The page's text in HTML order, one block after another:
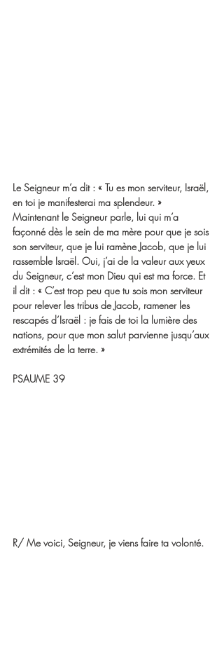
Le Seigneur m’a dit : « Tu es mon serviteur, Israël,
en toi je manifesterai ma splendeur. »
Maintenant le Seigneur parle, lui qui m’a
façonné dès le sein de ma mère pour que je sois
son serviteur, que je lui ramène Jacob, que je lui
rassemble Israël. Oui, j’ai de la valeur aux yeux
du Seigneur, c’est mon Dieu qui est ma force. Et
il dit : « C’est trop peu que tu sois mon serviteur
pour relever les tribus de Jacob, ramener les
rescapés d’Israël : je fais de toi la lumière des
nations, pour que mon salut parvienne jusqu’aux
extrémités de la terre. »
PSAUME 39
R/ Me voici, Seigneur, je viens faire ta volonté.